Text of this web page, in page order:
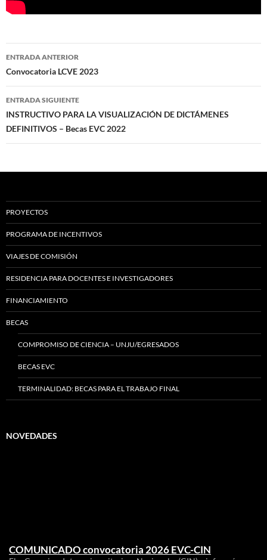
Navegación
por
las
entradas
ENTRADA ANTERIOR
Convocatoria LCVE 2023
ENTRADA SIGUIENTE
INSTRUCTIVO PARA LA VISUALIZACIÓN DE DICTÁMENES
DEFINITIVOS – Becas EVC 2022
PROYECTOS
PROGRAMA DE INCENTIVOS
VIAJES DE COMISIÓN
RESIDENCIA PARA DOCENTES E INVESTIGADORES
FINANCIAMIENTO
BECAS
COMPROMISO DE CIENCIA – UNJU/EGRESADOS
BECAS EVC
TERMINALIDAD: BECAS PARA EL TRABAJO FINAL
NOVEDADES
COMUNICADO convocatoria 2026 EVC-CIN